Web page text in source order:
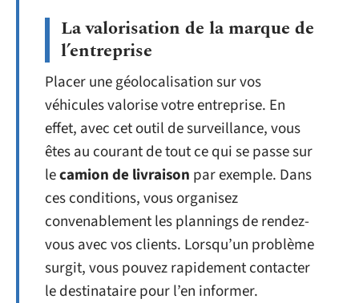
La valorisation de la marque de
l’entreprise
Placer une géolocalisation sur vos
véhicules valorise votre entreprise. En
effet, avec cet outil de surveillance, vous
êtes au courant de tout ce qui se passe sur
lecamion de livraison par exemple. Dans
ces conditions, vous organisez
convenablement les plannings de rendez-
vous avec vos clients. Lorsqu’un problème
surgit, vous pouvez rapidement contacter
le destinataire pour l’en informer.